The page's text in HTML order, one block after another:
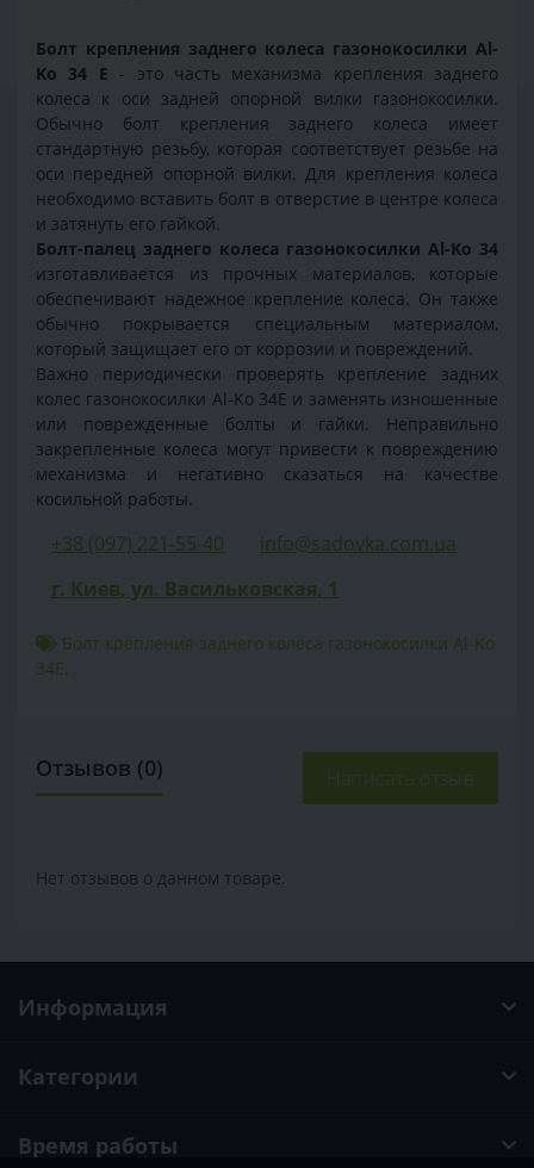
Болт крепления заднего колеса газонокосилки Al-
Ko 34 E - это часть механизма крепления заднего
колеса к оси задней опорной вилки газонокосилки.
Обычно болт крепления заднего колеса имеет
стандартную резьбу, которая соответствует резьбе на
оси передней опорной вилки. Для крепления колеса
необходимо вставить болт в отверстие в центре колеса
и затянуть его гайкой.
Болт-палец заднего колеса газонокосилки Al-Ko 34
изготавливается из прочных материалов, которые
обеспечивают надежное крепление колеса. Он также
обычно покрывается специальным материалом,
который защищает его от коррозии и повреждений.
Важно периодически проверять крепление задних
колес газонокосилки Al-Ko 34E и заменять изношенные
или поврежденные болты и гайки. Неправильно
закрепленные колеса могут привести к повреждению
механизма и негативно сказаться на качестве
косильной работы.
+38 (097) 221-55-40
info@sadovka.com.ua
г. Киев, ул. Васильковская, 1
Болт крепления заднего колеса газонокосилки Al-Ko
34E, ,
Отзывов (0) Написать отзыв
Нет отзывов о данном товаре.
Информация
Категории
Время работы